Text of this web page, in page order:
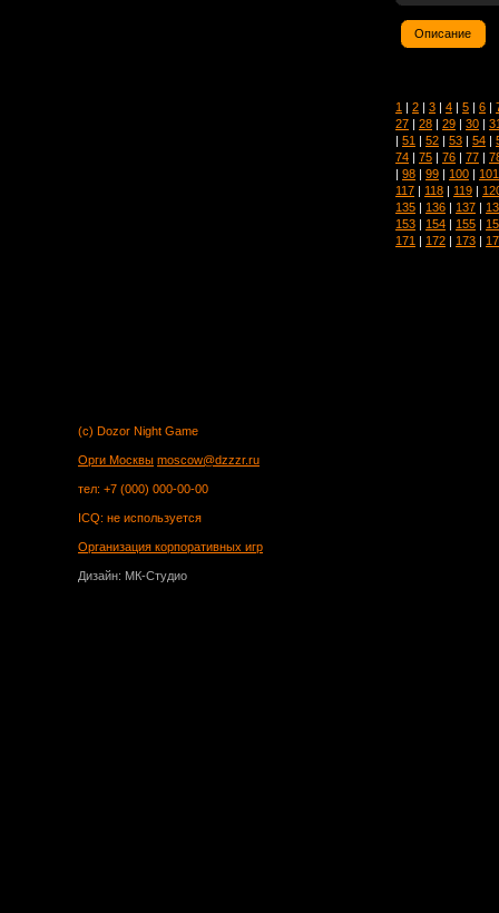
Описание
1 | 2 | 3 | 4 | 5 | 6 |
27 | 28 | 29 | 30 |
| 51 | 52 | 53 | 54 |
74 | 75 | 76 | 77 |
| 98 | 99 | 100 | 101
117 | 118 | 119 |
135 | 136 | 137 |
153 | 154 | 155 |
171 | 172 | 173 |
(c) Dozor Night Game
Орги Москвы moscow@dzzzr.ru
тел: +7 (000) 000-00-00
ICQ: не используется
Организация корпоративных игр
Дизайн: МК-Студио